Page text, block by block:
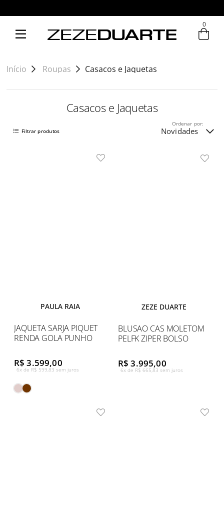
Entre com email ou cpf/cnpj
0
Início Roupas Casacos e Jaquetas
Casacos e Jaquetas
Filtrar produtos Novidades
Ordenar por:
PAULA RAIA
JAQUETA SARJA PIQUET
RENDA GOLA PUNHO
R$ 3.599,00
6x de R$ 599,83 sem juros
ZEZE DUARTE
BLUSAO CAS MOLETOM
PELFK ZIPER BOLSO
R$ 3.995,00
6x de R$ 665,83 sem juros